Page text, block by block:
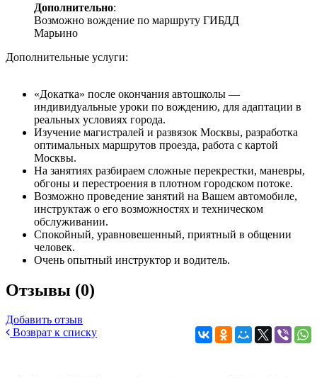
Дополнительно:
Возможно вождение по маршруту ГИБДД
Марьино
Дополнительные услуги:
«Докатка» после окончания автошколы —
индивидуальные уроки по вождению, для адаптации в
реальных условиях города.
Изучение магистралей и развязок Москвы, разработка
оптимальных маршрутов проезда, работа с картой
Москвы.
На занятиях разбираем сложные перекрестки, маневры,
обгоны и перестроения в плотном городском потоке.
Возможно проведение занятий на Вашем автомобиле,
инструктаж о его возможностях и техническом
обслуживании.
Спокойный, уравновешенный, приятный в общении
человек.
Очень опытный инструктор и водитель.
Отзывы (0)
Добавить отзыв
Возврат к списку